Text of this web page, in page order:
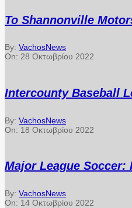
Το Shannonville
By: VachosNews
On: 28 Οκτωβρίου 2022
Intercounty Baseball
By: VachosNews
On: 18 Οκτωβρίου 2022
Major League Soccer:
By: VachosNews
On: 14 Οκτωβρίου 2022